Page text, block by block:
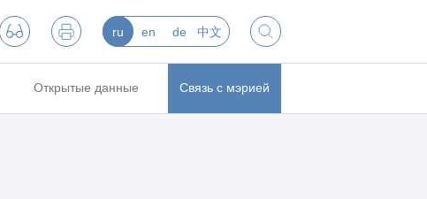
ru en de 中文
Открытые данные Связь с мэрией